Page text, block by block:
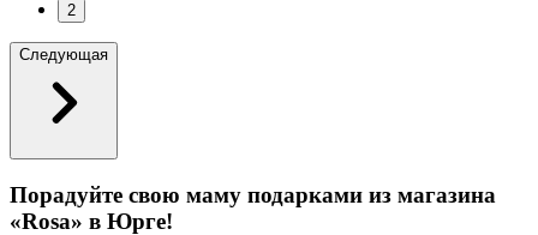
2
Следующая
Порадуйте свою маму подарками из магазина
«Rosa» в Юрге!